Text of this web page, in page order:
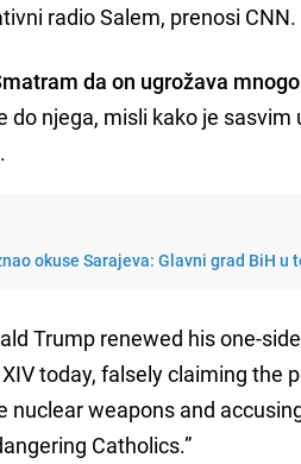
radio Salem, prenosi CNN.
da on ugrožava
njega, misli kako je
okuse Sarajeva: Glavni grad BiH u
Trump renewed his one-
today, falsely claiming the
nuclear weapons and
Catholics.”